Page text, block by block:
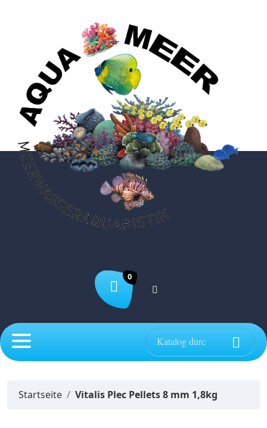
0

Startseite Vitalis Plec Pellets 8 mm 1,8kg